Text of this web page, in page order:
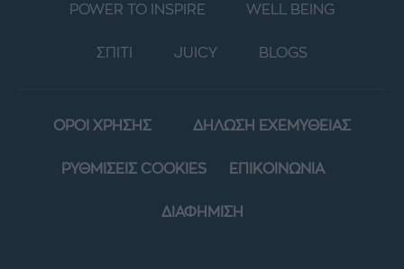
POWER TO INSPIRE WELL BEING
ΣΠΙΤΙ JUICY BLOGS
ΟΡΟΙ ΧΡΗΣΗΣ ΔΗΛΩΣΗ ΕΧΕΜΥΘΕΙΑΣ
ΡΥΘΜΙΣΕΙΣ COOKIES ΕΠΙΚΟΙΝΩΝΙΑ
ΔΙΑΦΗΜΙΣΗ